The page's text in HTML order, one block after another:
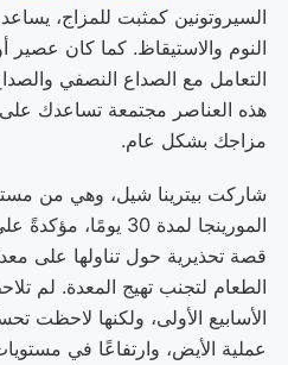
السيروتونين كمثبت للمزاج،
النوم والاستيقاظ. كما كان عصير
التعامل مع الصداع النصفي
هذه العناصر مجتمعة تساعدك
مزاجك بشكل عام.
شاركت بيترينا شيل، وهي من
المورينجا لمدة 30
قصة تحذيرية حول تناولها على
الطعام لتجنب تهيج المعدة. لم
الأسابيع الأولى، ولكنها لاحظت
عملية الأيض، وارتفاعًا في